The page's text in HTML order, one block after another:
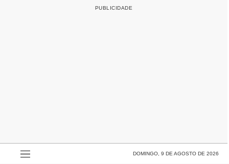
DOMINGO, 9 DE AGOSTO DE 2026